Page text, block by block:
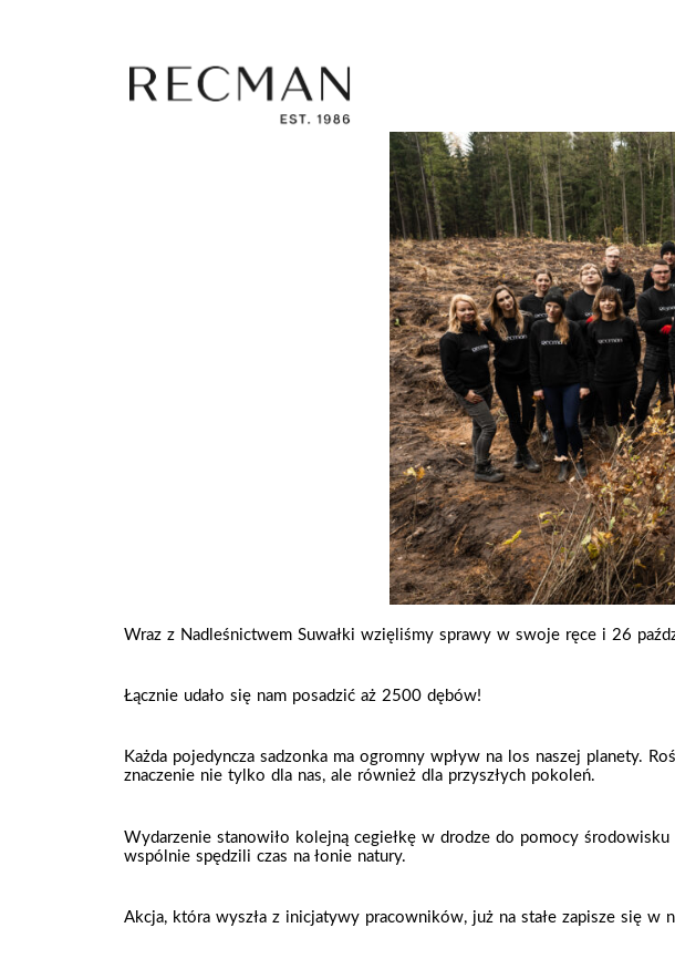
Wraz z Nadleśnictwem Suwałki wzięliśmy sprawy w swoje ręce i 26
Łącznie udało się nam posadzić aż 2500 dębów!
Każda pojedyncza sadzonka ma ogromny wpływ na los naszej planety.
znaczenie nie tylko dla nas, ale również dla przyszłych pokoleń.
Wydarzenie stanowiło kolejną cegiełkę w drodze do pomocy
wspólnie spędzili czas na łonie natury.
Akcja, która wyszła z inicjatywy pracowników, już na stałe zapisze się w